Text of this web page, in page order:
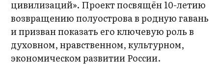
цивилизаций». Проект посвящён 10-летию
возвращению полуострова в родную гавань
и призван показать его ключевую роль в
духовном, нравственном, культурном,
экономическом развитии России.